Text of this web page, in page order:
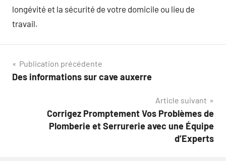
longévité et la sécurité de votre domicile ou lieu de
travail.
Navigation
de
Publication précédente
Des informations sur cave auxerre
Article suivant
Corrigez Promptement Vos Problèmes de
Plomberie et Serrurerie avec une Équipe
d’Experts